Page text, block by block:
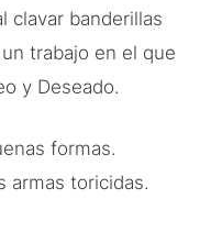
clavar banderillas
trabajo en el que
y Deseado.
formas.
armas toricidas.